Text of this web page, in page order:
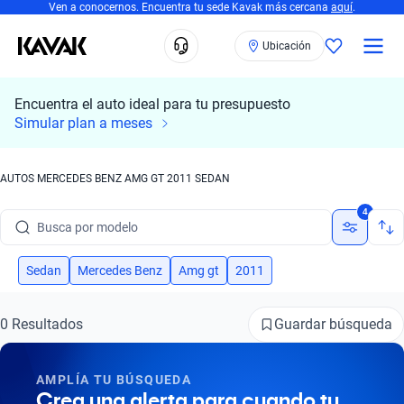
Ven a conocernos. Encuentra tu sede Kavak más cercana aquí.
Ubicación
Encuentra el auto ideal para tu presupuesto
Simular plan a meses
AUTOS MERCEDES BENZ AMG GT 2011 SEDAN
Busca por modelo
Busca por versión
Busca por marca
Busca por modelo
4
Sedan Mercedes Benz Amg gt 2011
0 Resultados Guardar búsqueda
AMPLÍA TU BÚSQUEDA